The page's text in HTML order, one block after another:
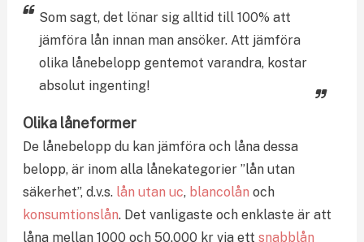
Som sagt, det lönar sig alltid till 100% att
jämföra lån innan man ansöker. Att jämföra
olika lånebelopp gentemot varandra, kostar
absolut ingenting!
Olika låneformer
De lånebelopp du kan jämföra och låna dessa
belopp, är inom alla lånekategorier ”lån utan
säkerhet”, d.v.s. lån utan uc, blancolån och
konsumtionslån. Det vanligaste och enklaste är att
låna mellan 1000 och 50.000 kr via ett snabblån